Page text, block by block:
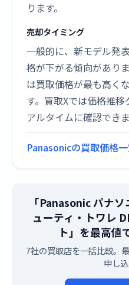
ります。
売却タイミング
一般的に、新モデル発
格が下がる傾向があり
は買取価格が最も高く
す。買取Xでは価格推
アルタイムに確認できま
Panasonicの買取価格
「Panasonic パナ
ューティ・トワレ
ト」を最高値
7社の買取店を一括比較。
申し込